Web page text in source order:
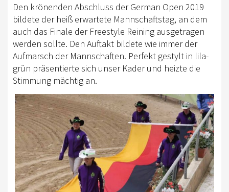
Den krönenden Abschluss der German Open 2019
bildete der heiß erwartete Mannschaftstag, an dem
auch das Finale der Freestyle Reining ausgetragen
werden sollte. Den Auftakt bildete wie immer der
Aufmarsch der Mannschaften. Perfekt gestylt in lila-
grün präsentierte sich unser Kader und heizte die
Stimmung mächtig an.